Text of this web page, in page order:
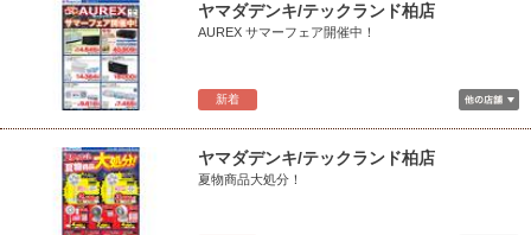
新着
ヤマダデンキ/テックランド柏店
AUREX サマーフェア開催中！
ヤマダデンキ/テックランド柏店
夏物商品大処分！